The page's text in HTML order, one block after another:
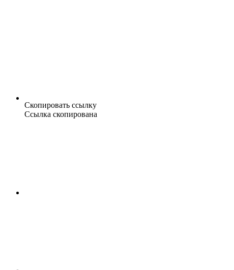
Скопировать ссылку
Ссылка скопирована